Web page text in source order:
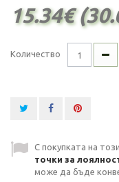
15.34€
Количество
С покупката на
точки за
може да бъде